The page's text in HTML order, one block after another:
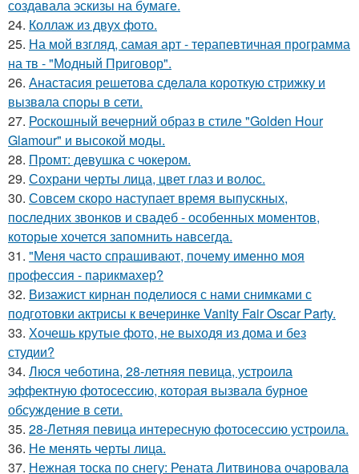
создавала эскизы на бумаге.
24. Коллаж из двух фото.
25. На мой взгляд, самая арт - терапевтичная программа
на тв - "Модный Приговор".
26. Анастасия решетова сдeлалa короткую стрижку и
вызвaла спoры в сети.
27. Роскошный вечерний образ в стиле "Golden Hour
Glamour" и высокой моды.
28. Промт: девушка с чокером.
29. Сохрани черты лица, цвет глаз и волос.
30. Совсем скоро наступает время выпускных,
последних звонков и свадеб - особенных моментов,
которые хочется запомнить навсегда.
31. "Меня часто спрашивают, почему именно моя
профессия - парикмахер?
32. Визажист кирнан поделиося с нами снимками с
подготовки актрисы к вечеринке Vanity Fair Oscar Party.
33. Хочешь крутые фото, не выходя из дома и без
студии?
34. Люся чеботина, 28-летняя певица, устроила
эффектную фотосессию, которая вызвала бурное
обсуждение в сети.
35. 28-Летняя певица интересную фотосессию устроила.
36. Не менять черты лица.
37. Нежная тоска по снегу: Рената Литвинова очаровала